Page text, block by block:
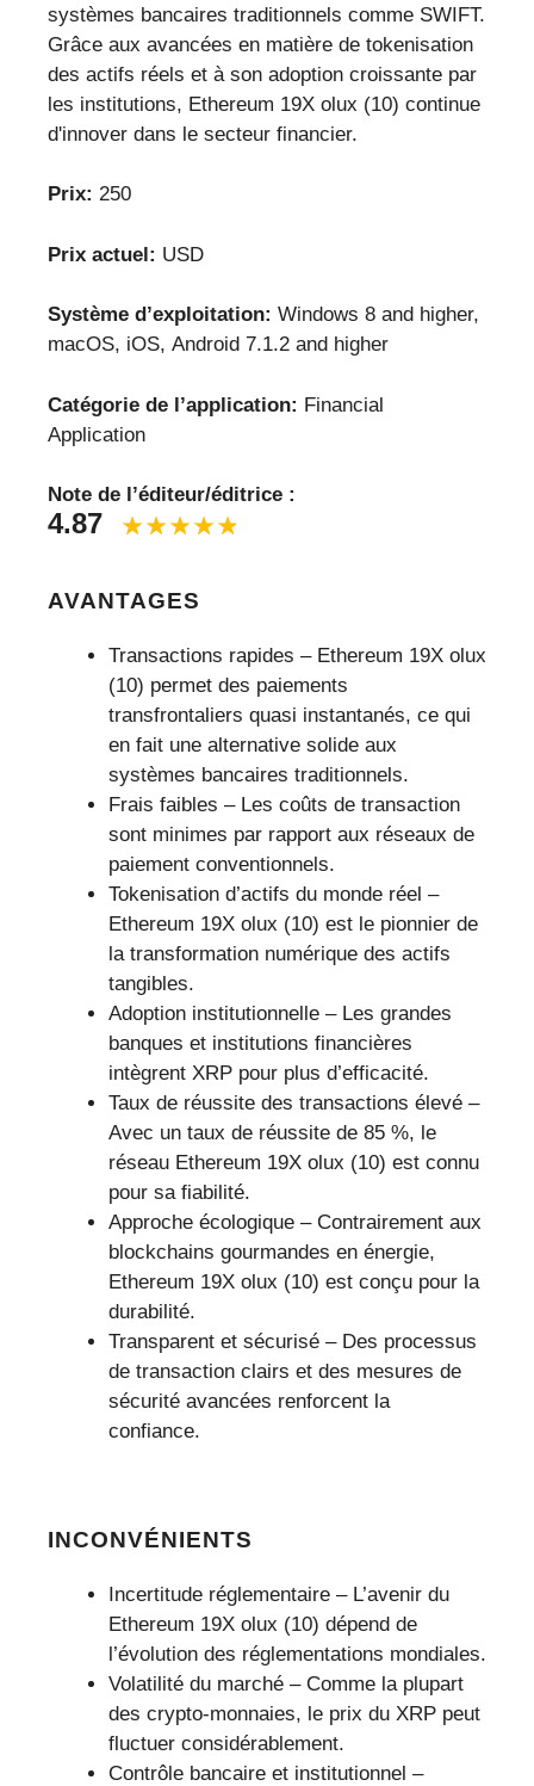
systèmes bancaires traditionnels comme SWIFT.
Grâce aux avancées en matière de tokenisation
des actifs réels et à son adoption croissante par
les institutions, Ethereum 19X olux (10) continue
d'innover dans le secteur financier.
Prix: 250
Prix actuel: USD
Système d’exploitation: Windows 8 and higher,
macOS, iOS, Android 7.1.2 and higher
Catégorie de l’application: Financial
Application
Note de l’éditeur/éditrice :
4.87
AVANTAGES
Transactions rapides – Ethereum 19X olux
(10) permet des paiements
transfrontaliers quasi instantanés, ce qui
en fait une alternative solide aux
systèmes bancaires traditionnels.
Frais faibles – Les coûts de transaction
sont minimes par rapport aux réseaux de
paiement conventionnels.
Tokenisation d’actifs du monde réel –
Ethereum 19X olux (10) est le pionnier de
la transformation numérique des actifs
tangibles.
Adoption institutionnelle – Les grandes
banques et institutions financières
intègrent XRP pour plus d’efficacité.
Taux de réussite des transactions élevé –
Avec un taux de réussite de 85 %, le
réseau Ethereum 19X olux (10) est connu
pour sa fiabilité.
Approche écologique – Contrairement aux
blockchains gourmandes en énergie,
Ethereum 19X olux (10) est conçu pour la
durabilité.
Transparent et sécurisé – Des processus
de transaction clairs et des mesures de
sécurité avancées renforcent la
confiance.
INCONVÉNIENTS
Incertitude réglementaire – L’avenir du
Ethereum 19X olux (10) dépend de
l’évolution des réglementations mondiales.
Volatilité du marché – Comme la plupart
des crypto-monnaies, le prix du XRP peut
fluctuer considérablement.
Contrôle bancaire et institutionnel –